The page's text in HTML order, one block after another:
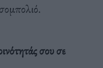
σου σε